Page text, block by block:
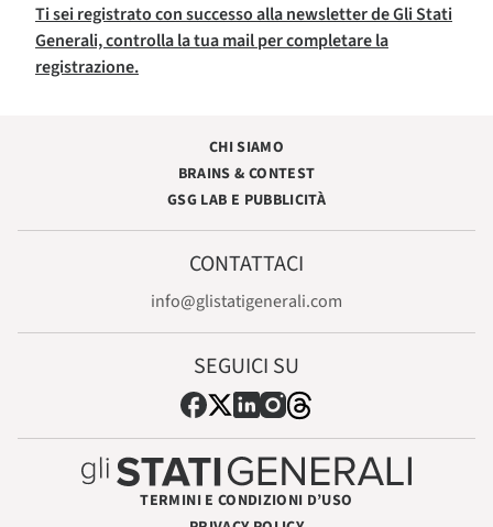
Ti sei registrato con successo alla newsletter de Gli Stati
Generali, controlla la tua mail per completare la
registrazione.
CHI SIAMO
BRAINS & CONTEST
GSG LAB E PUBBLICITÀ
CONTATTACI
info@glistatigenerali.com
SEGUICI SU
TERMINI E CONDIZIONI D’USO